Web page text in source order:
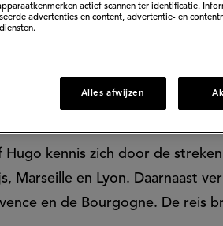
Hugo kennis zich door de
Marseille en Lyon. Daarnaast
en de Bourgogne. De reis
actief scannen ter identificatie.
advertenties en content, advertentie- en
Alles afwijzen